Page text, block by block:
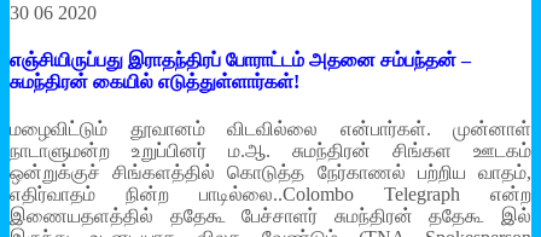
30 06 2020
எஞ்சியிருப்பது இராதந்திரப் போராட்டம் அதனை சம்பந்தன் –
சுமந்திரன் கையில் எடுத்துள்ளார்கள்!
மழைவிட்டும் தூவானம் விடவில்லை என்பார்கள். முன்னாள்
நாடாளுமன்ற உறுப்பினர் ம.ஆ. சுமந்திரன் சிங்கள ஊடகம்
ஒன்றுக்குச் சிங்களத்தில் கொடுத்த நேர்காணல் பற்றிய வாதம்,
எதிர்வாதம் நின்ற பாடில்லை..Colombo Telegraph என்ற
இணையதளத்தில் ததேகூ பேச்சாளர் சுமந்திரன் ததேகூ இல்